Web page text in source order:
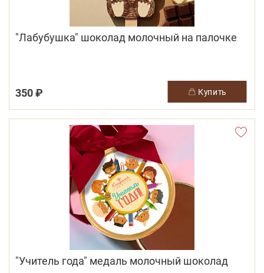
"Лабубушка" шоколад молочный на палочке
350 ₽ купить
"Учитель года" медаль молочный шоколад